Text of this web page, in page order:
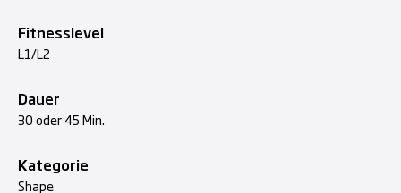
Fitnesslevel
L1/L2
Dauer
30 oder 45 Min.
Kategorie
Shape